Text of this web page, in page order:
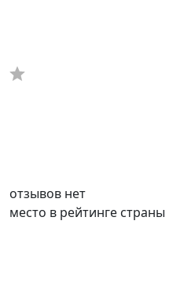
отзывов нет
место в рейтинге страны